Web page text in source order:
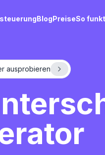
BlogPreiseSo
ausprobieren